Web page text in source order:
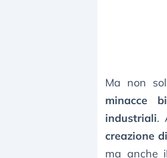
Ma non
minacce
industriali.
creazione
ma anche il